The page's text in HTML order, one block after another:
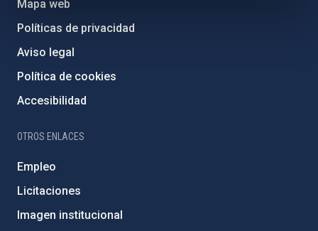
Mapa web
Políticas de privacidad
Aviso legal
Política de cookies
Accesibilidad
OTROS ENLACES
Empleo
Licitaciones
Imagen institucional